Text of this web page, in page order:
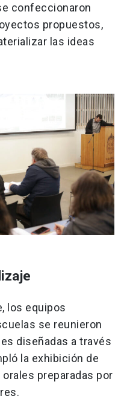
confeccionaron
propuestos,
las ideas
los equipos
se reunieron
diseñadas a través
la exhibición de
preparadas por